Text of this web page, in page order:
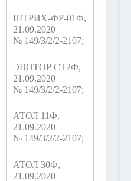
ШТРИХ-ФР-01Ф,
21.09.2020
№ 149/3/2/2-2107;
ЭВОТОР СТ2Ф,
21.09.2020
№ 149/3/2/2-2107;
АТОЛ 11Ф,
21.09.2020
№ 149/3/2/2-2107;
АТОЛ 30Ф,
21.09.2020